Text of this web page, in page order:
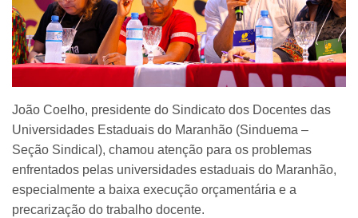
João Coelho, presidente do Sindicato dos Docentes das
Universidades Estaduais do Maranhão (Sinduema –
Seção Sindical), chamou atenção para os problemas
enfrentados pelas universidades estaduais do Maranhão,
especialmente a baixa execução orçamentária e a
precarização do trabalho docente.